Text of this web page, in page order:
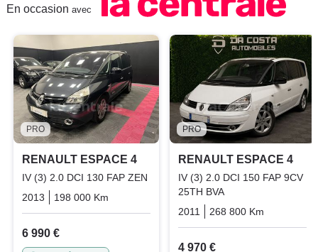
En occasion avec
PRO
RENAULT ESPACE 4
IV (3) 2.0 DCI 130 FAP ZEN
2013
198 000 Km Diesel
6 990 €
PRO
RENAULT ESPACE 4
IV (3) 2.0 DCI 150 FAP 9CV
25TH BVA
2011
268 800 Km
4 970 €